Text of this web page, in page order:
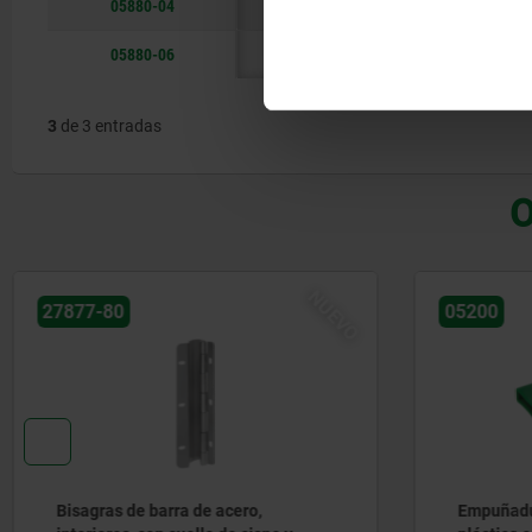
05880-04
05880-06
3 de 3 entradas
05200
Empuñaduras rectangulares de
05881